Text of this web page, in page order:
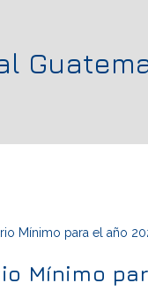
Mínimo